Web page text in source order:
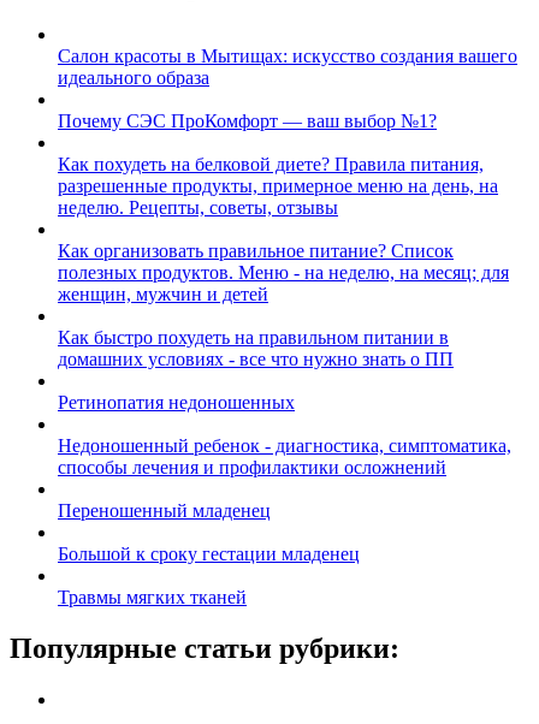
Салон красоты в Мытищах: искусство создания вашего
идеального образа
Почему СЭС ПроКомфорт — ваш выбор №1?
Как похудеть на белковой диете? Правила питания,
разрешенные продукты, примерное меню на день, на
неделю. Рецепты, советы, отзывы
Как организовать правильное питание? Список
полезных продуктов. Меню - на неделю, на месяц; для
женщин, мужчин и детей
Как быстро похудеть на правильном питании в
домашних условиях - все что нужно знать о ПП
Ретинопатия недоношенных
Недоношенный ребенок - диагностика, симптоматика,
способы лечения и профилактики осложнений
Переношенный младенец
Большой к сроку гестации младенец
Травмы мягких тканей
Популярные статьи рубрики: